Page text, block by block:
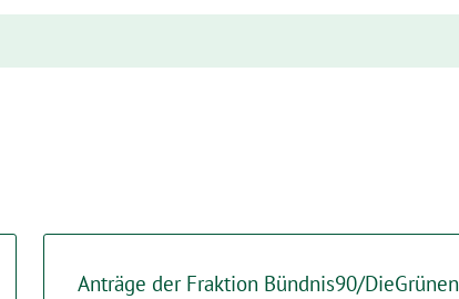
Anträge der Fraktion Bündnis90/DieGrünen